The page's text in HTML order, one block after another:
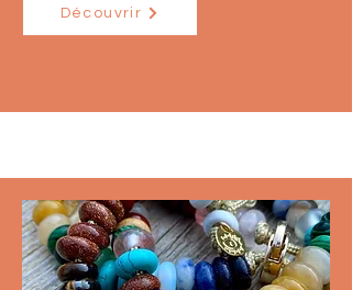
Découvrir